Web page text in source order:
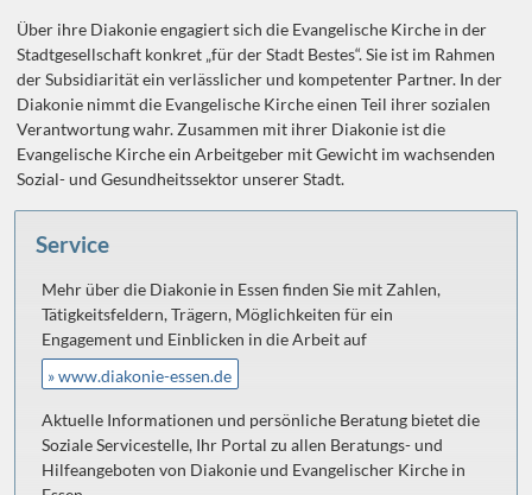
Über ihre Diakonie engagiert sich die Evangelische Kirche in der
Stadtgesellschaft konkret „für der Stadt Bestes“. Sie ist im Rahmen
der Subsidiarität ein verlässlicher und kompetenter Partner. In der
Diakonie nimmt die Evangelische Kirche einen Teil ihrer sozialen
Verantwortung wahr. Zusammen mit ihrer Diakonie ist die
Evangelische Kirche ein Arbeitgeber mit Gewicht im wachsenden
Sozial- und Gesundheitssektor unserer Stadt.
Service
Mehr über die Diakonie in Essen finden Sie mit Zahlen,
Tätigkeitsfeldern, Trägern, Möglichkeiten für ein
Engagement und Einblicken in die Arbeit auf
» www.diakonie-essen.de
Aktuelle Informationen und persönliche Beratung bietet die
Soziale Servicestelle, Ihr Portal zu allen Beratungs- und
Hilfeangeboten von Diakonie und Evangelischer Kirche in